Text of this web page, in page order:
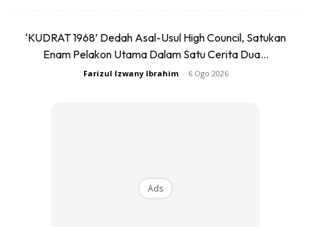
‘KUDRAT 1968’ Dedah Asal-Usul High Council, Satukan
Enam Pelakon Utama Dalam Satu Cerita Dua...
Farizul Izwany Ibrahim - 6 Ogo 2026
Ads